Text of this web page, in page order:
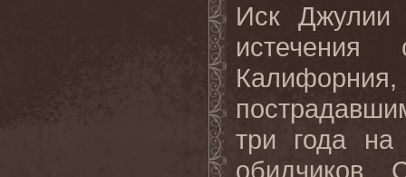
Иск Джулии
три года
обидчиков.